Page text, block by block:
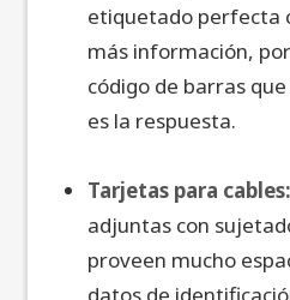
etiquetado perfecta
más información,
código de barras
es la respuesta.
Tarjetas para cables:
adjuntas con
proveen mucho
datos de